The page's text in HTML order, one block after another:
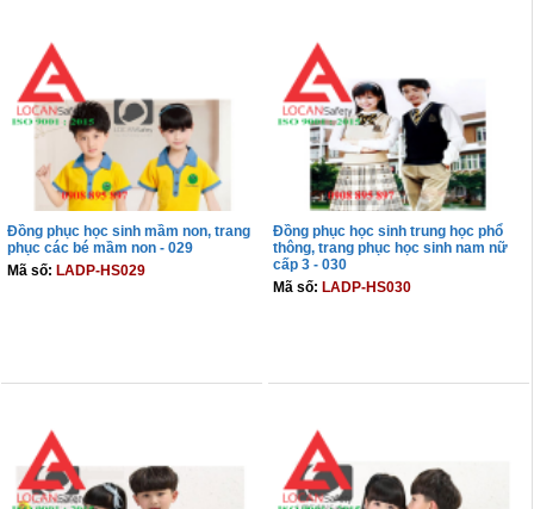
Đồng phục học sinh mầm non, trang
phục các bé mầm non - 029
Mã số: LADP-HS029
Đồng phục học sinh trung học phổ
thông, trang phục học sinh nam nữ
cấp 3 - 030
Mã số: LADP-HS030